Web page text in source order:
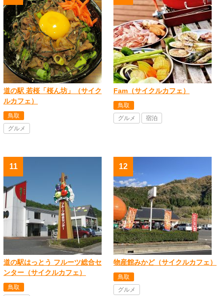
道の駅 若桜「桜ん坊」（サイク
ルカフェ）
鳥取
グルメ
Fam（サイクルカフェ）
鳥取
グルメ
宿泊
道の駅はっとう フルーツ総合セ
ンター（サイクルカフェ）
鳥取
物産館みかど（サイクルカフェ）
鳥取
グルメ